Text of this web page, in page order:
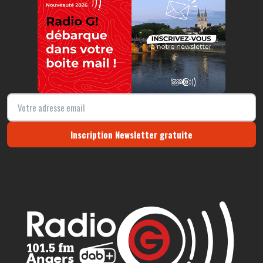
Inscription Newsletter gratuite